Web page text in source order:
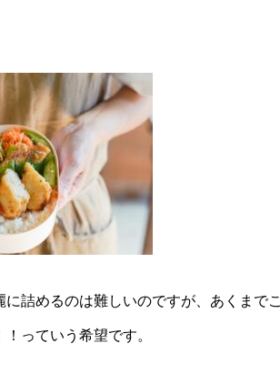
詰めるのは難しいのですが、あくまでこ
っていう希望です。